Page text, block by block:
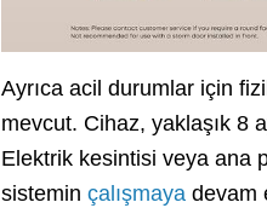
Ayrıca acil durumlar için
mevcut. Cihaz, yaklaşık 8
Elektrik kesintisi veya ana
sistemin çalışmaya devam